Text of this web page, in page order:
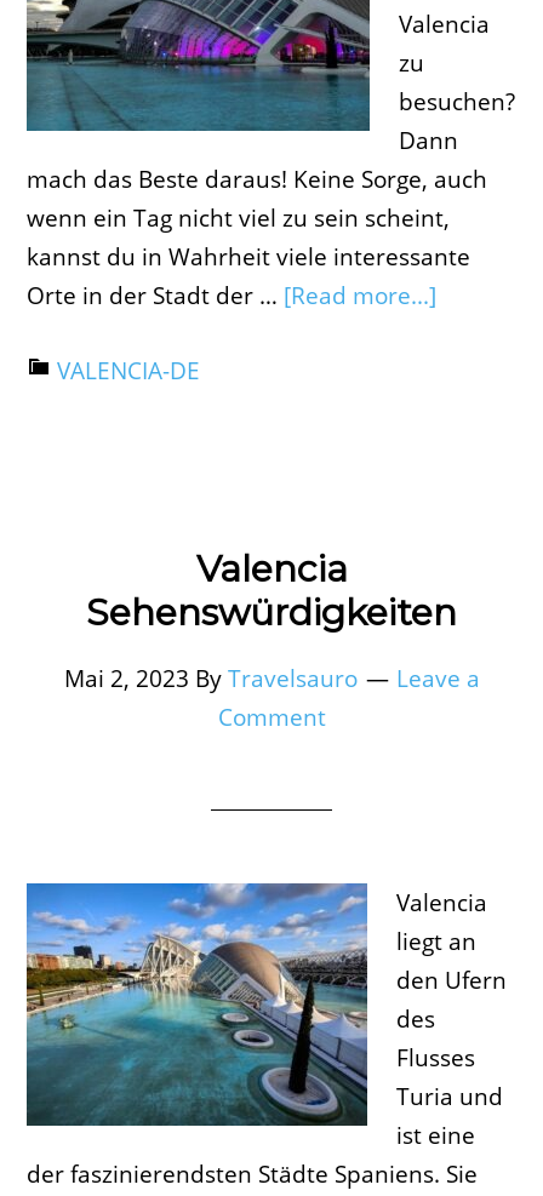
Valencia
zu
besuchen?
Dann
mach das Beste daraus! Keine Sorge, auch
wenn ein Tag nicht viel zu sein scheint,
kannst du in Wahrheit viele interessante
Orte in der Stadt der … [Read more...]
VALENCIA-DE
Valencia
Sehenswürdigkeiten
Mai 2, 2023 ByTravelsauro
Leave a
Comment
Valencia
liegt an
den Ufern
des
Flusses
Turia und
ist eine
der faszinierendsten Städte Spaniens. Sie